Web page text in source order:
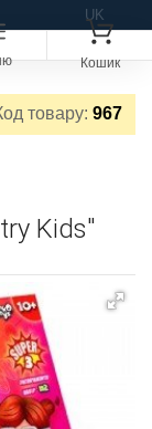
UK
Кошик
товару: 967
Kids"